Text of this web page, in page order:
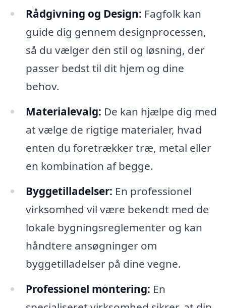
Rådgivning og Design: Fagfolk kan
guide dig gennem designprocessen,
så du vælger den stil og løsning, der
passer bedst til dit hjem og dine
behov.
Materialevalg: De kan hjælpe dig med
at vælge de rigtige materialer, hvad
enten du foretrækker træ, metal eller
en kombination af begge.
Byggetilladelser: En professionel
virksomhed vil være bekendt med de
lokale bygningsreglementer og kan
håndtere ansøgninger om
byggetilladelser på dine vegne.
Professionel montering: En